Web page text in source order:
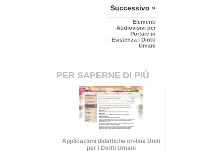
Successivo »
Elementi
Audiovisivi per
Portare in
Esistenza i Diritti
Umani
PER SAPERNE DI PIÙ
Applicazioni didattiche on-line Uniti
per i Diritti Umani